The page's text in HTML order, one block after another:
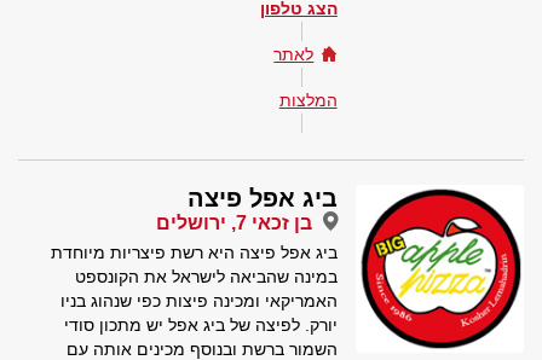
הצג טלפון
לאתר
המלצות
ביג אפל פיצה
בן זכאי 7, ירושלים
ביג אפל פיצה היא רשת פיצריות מיוחדת
במינה שהביאה לישראל את הקונספט
האמריקאי ומכינה פיצות כפי שנהוג בניו
יורק. לפיצה של ביג אפל יש מתכון סודי
השמור ברשת ובנוסף מכינים אותה עם